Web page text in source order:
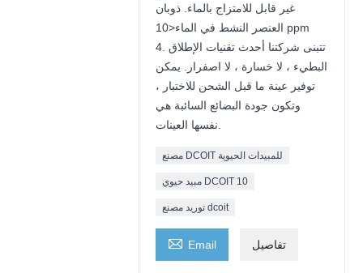
غير قابل للامتزاج بالماء. ذوبان
العنصر النشط في الماء<10 ppm
4. تتبنى شركتنا أحدث تقنيات الإطلاق
البطيء ، لا خسارة ، لا اصفرار. يمكن
توفير عينة ما قبل الشحن للاختبار ،
وتكون جودة البضائع السائبة هي
مصنع DCOIT للمبيدات الحيوية
مبيد حيوي DCOIT 10
توريد مصنع dcoit
 Email تفاصيل